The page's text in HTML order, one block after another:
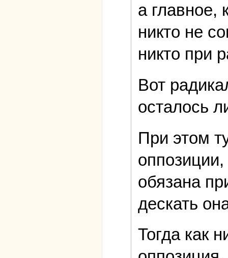
а главное,
никто не
никто при
Вот
осталось
При этом
оппозиции,
обязана
дескать
Тогда как